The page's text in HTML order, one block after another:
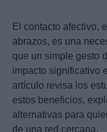
El contacto afectivo,
abrazos, es una
que un simple gesto
impacto significativo
artículo revisa los
estos beneficios,
alternativas para
de una red cercana.